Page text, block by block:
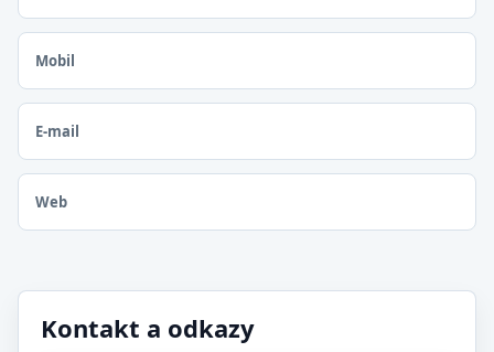
Mobil
E-mail
Web
Kontakt a odkazy